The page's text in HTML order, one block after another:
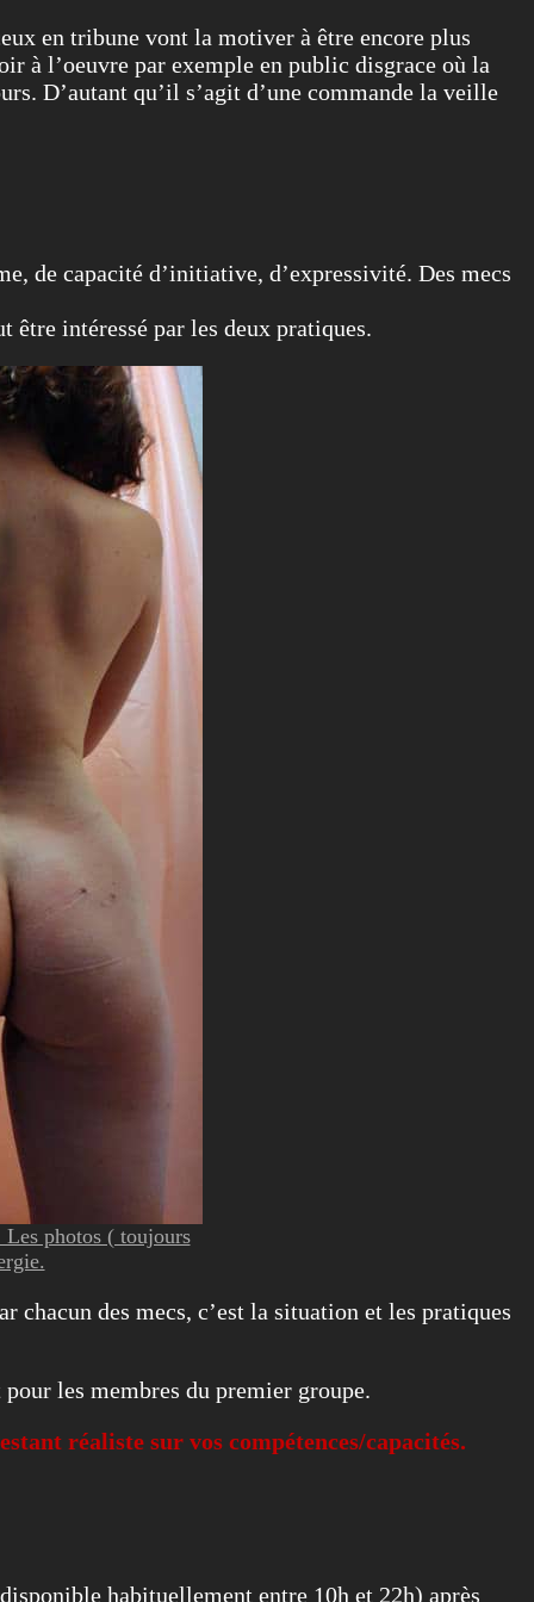
en tribune vont la motiver à être encore plus
à l’oeuvre par exemple en public disgrace où la
D’autant qu’il s’agit d’une commande la veille
de capacité d’initiative, d’expressivité. Des mecs
être intéressé par les deux pratiques.
Les photos ( toujours
des mecs, c’est la situation et les pratiques
les membres du premier groupe.
réaliste sur vos compétences/capacités.
habituellement entre 10h et 22h) après